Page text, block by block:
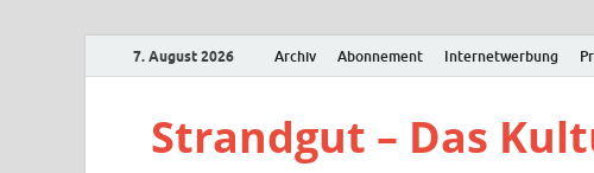
7. August 2026 Archiv Abonnement Internetwerbung
Strandgut – Das